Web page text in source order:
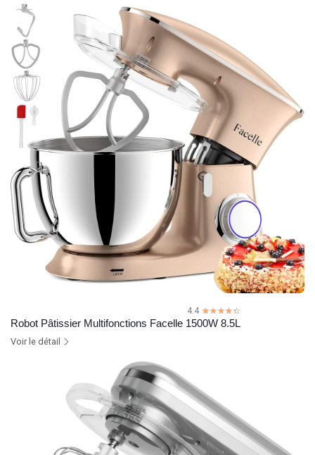
4.4 ☆☆☆☆☆
★★★★★
Robot Pâtissier Multifonctions Facelle 1500W 8.5L
Voir le détail